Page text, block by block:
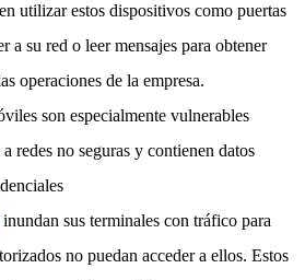
utilizar estos dispositivos como puertas
a su red o leer mensajes para obtener
operaciones de la empresa.
son especialmente vulnerables
redes no seguras y contienen datos
inundan sus terminales con tráfico para
no puedan acceder a ellos. Estos